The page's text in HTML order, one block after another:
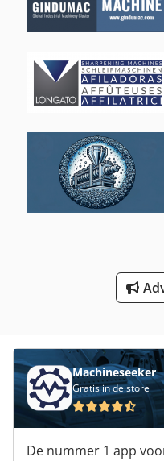
Schroef Pers
Schuif Schuren
Schuine Schipper 200 L
Schuren Blok
Schuren Van De Gordel
Schuren Van De
Werken Voertuig
Wrijving Schroef Pers
Machineseeker
Gratis in de store
De nummer 1 app